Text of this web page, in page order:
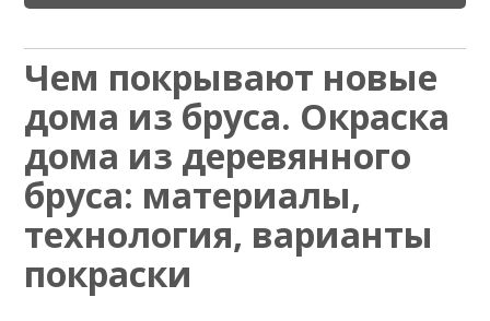
Чем покрывают новые
дома из бруса. Окраска
дома из деревянного
бруса: материалы,
технология, варианты
покраски